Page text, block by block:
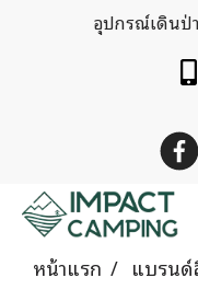
อุปกรณ์เดินป่
หน้าแรก แบรน